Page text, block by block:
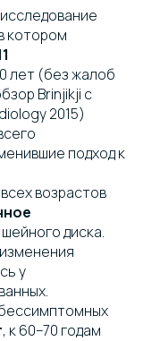
котором
лет (без жалоб
Brinjikji с
2015)
подход к
возрастов
диска.
у
, к 60–70 годам